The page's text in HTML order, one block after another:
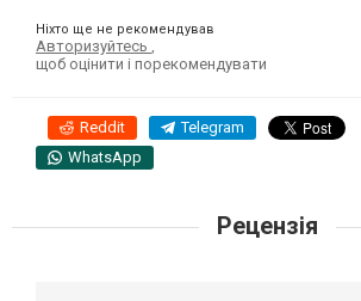
Ніхто ще не рекомендував
Авторизуйтесь
щоб оцінити і порекомендувати
Reddit Telegram
WhatsApp
Рецензія